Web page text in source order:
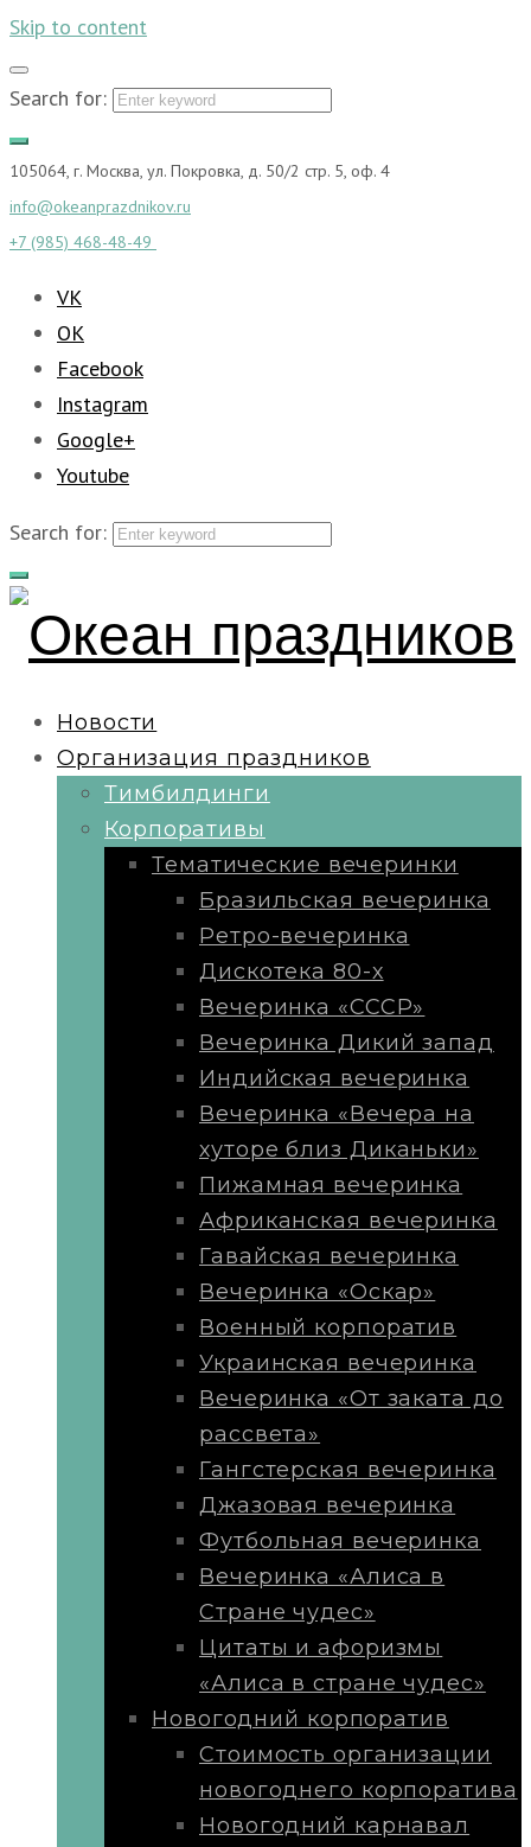
Skip to content
Search for:
105064, г. Москва, ул. Покровка, д. 50/2 стр. 5, оф. 4
info@okeanprazdnikov.ru
+7 (985) 468-48-49
VK
OK
Facebook
Instagram
Google+
Youtube
Search for:
Новости
Организация праздников
Тимбилдинги
Корпоративы
Тематические вечеринки
Бразильская вечеринка
Ретро-вечеринка
Дискотека 80-х
Вечеринка «СССР»
Вечеринка Дикий запад
Индийская вечеринка
Вечеринка «Вечера на
хуторе близ Диканьки»
Пижамная вечеринка
Африканская вечеринка
Гавайская вечеринка
Вечеринка «Оскар»
Военный корпоратив
Украинская вечеринка
Вечеринка «От заката до
рассвета»
Гангстерская вечеринка
Джазовая вечеринка
Футбольная вечеринка
Вечеринка «Алиса в
Стране чудес»
Цитаты и афоризмы
«Алиса в стране чудес»
Новогодний корпоратив
Стоимость организации
новогоднего корпоратива
Новогодний карнавал